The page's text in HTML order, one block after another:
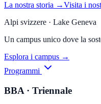
La nostra storia →Visita i
Alpi svizzere · Lake Geneva
Un campus unico dove la
Esplora i campus →
Programmi
BBA · Triennale